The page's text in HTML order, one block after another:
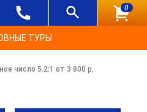
0
ТУРЫ
число 5.2:1 от 3 800 р.